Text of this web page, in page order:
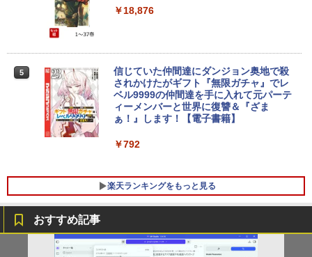
￥3,480
] [ 水 ] [ ペットボトル ] [ 箱買い ] [ ストック
￥810
SSD128GB/256GB/512GB/1TB DVD テ
ンキー Windows11 中古 PC 中古ノート
￥14,800
月間ベストプライス 中古ノートパソコン
B 高速SSD256GB 15.6インチ 事務作業
5510/DX 初期設定済 すぐ使える 90日保
証 送料無料
￥11,800
IOデータ 3辺フレームレス＆広視野角A
DSパネル液晶ディスプレイ ［23.8型 /フ
ルHD(1920×1080) /ワイド］ ブラック
KH-A241DB
￥15,980
Wシリーズ ブラック GW2791 [GW2791]
【RNH】
￥18,876
5
信じていた仲間達にダンジョン奥地で殺
されかけたがギフト『無限ガチャ』でレ
ベル9999の仲間達を手に入れて元パーテ
ィーメンバーと世界に復讐＆『ざま
ぁ！』します！【電子書籍】
￥792
楽天ランキングをもっと見る
おすすめ記事